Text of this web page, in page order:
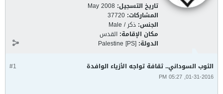
تاريخ التسجيل: May 2008
المشاركات: 37720
الجنس: ذكر / Male
مكان الإقامة: القدس
الدولة: Palestine [PS]
#1 الثوب السوداني.. ثقافة تواجه الأزياء الوافدة
01-31-2016, 05:27 PM